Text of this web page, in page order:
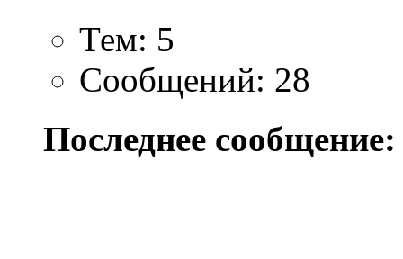
Тем: 5
Сообщений: 28
Последнее сообщение: